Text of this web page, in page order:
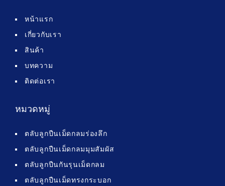
หน้าแรก
เกี่ยวกับเรา
สินค้า
บทความ
ติดต่อเรา
หมวดหมู่
ตลับลูกปืนเม็ดกลมร่องลึก
ตลับลูกปืนเม็ดกลมมุมสัมผัส
ตลับลูกปืนกันรุนเม็ดกลม
ตลับลูกปืนเม็ดทรงกระบอก